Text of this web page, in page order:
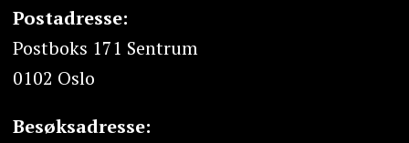
Postadresse:
Postboks 171 Sentrum
0102 Oslo
Besøksadresse: